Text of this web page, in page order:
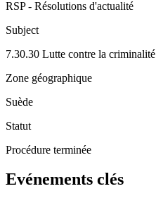
RSP - Résolutions d'actualité
Subject
7.30.30 Lutte contre la criminalité
Zone géographique
Suède
Statut
Procédure terminée
Evénements clés